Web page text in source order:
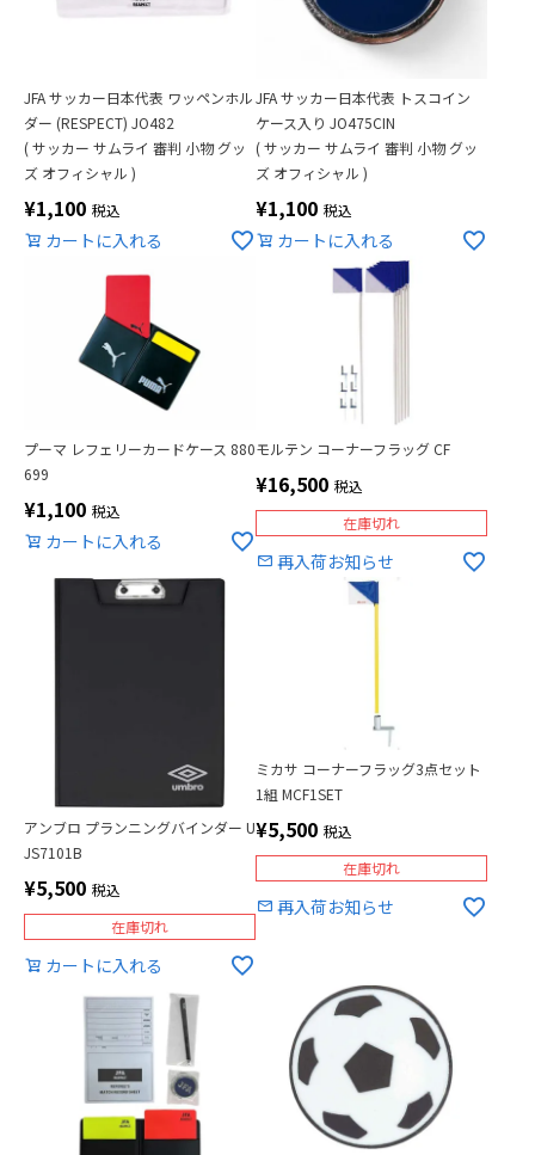
JFA サッカー日本代表 ワッペンホル
ダー (RESPECT) JO482
( サッカー サムライ 審判 小物 グッ
ズ オフィシャル )
¥1,100 税込
カートに入れる
JFA サッカー日本代表 トスコイン
ケース入り JO475CIN
( サッカー サムライ 審判 小物 グッ
ズ オフィシャル )
¥1,100 税込
カートに入れる
プーマ レフェリーカードケース 880
699
¥1,100 税込
カートに入れる
モルテン コーナーフラッグ CF
¥16,500 税込
在庫切れ
再入荷お知らせ
アンブロ プランニングバインダー U
JS7101B
¥5,500 税込
在庫切れ
カートに入れる
ミカサ コーナーフラッグ3点セット
1組 MCF1SET
¥5,500 税込
在庫切れ
再入荷お知らせ